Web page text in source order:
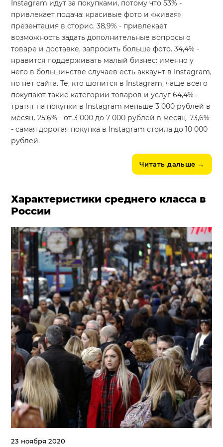
Instagram идут за покупками, потому что 53% -
привлекает подача: красивые фото и «живая»
презентация в сторис. 38,9% - привлекает
возможность задать дополнительные вопросы о
товаре и доставке, запросить больше фото. 34,4% -
нравится поддерживать малый бизнес: именно у
него в большинстве случаев есть аккаунт в Instagram,
но нет сайта. Те, кто шопится в Instagram, чаще всего
покупают такие категории товаров и услуг 64,4% -
тратят на покупки в Instagram меньше 3 000 рублей в
месяц. 25,6% - от 3 000 до 7 000 рублей в месяц. 73,6%
- самая дорогая покупка в Instagram стоила до 10 000
рублей.
Читать дальше →
Характеристики среднего класса в
России
23 ноября 2020